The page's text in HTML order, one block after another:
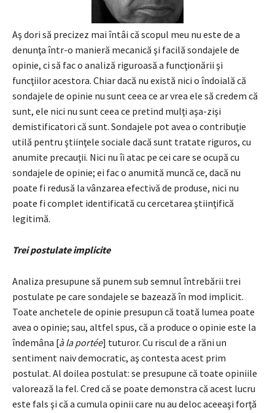
Aş dori să precizez mai întâi că scopul meu nu este de a
denunţa într-o manieră mecanică şi facilă sondajele de
opinie, ci să fac o analiză riguroasă a funcţionării şi
funcţiilor acestora. Chiar dacă nu există nici o îndoială că
sondajele de opinie nu sunt ceea ce ar vrea ele să credem că
sunt, ele nici nu sunt ceea ce pretind mulţi aşa-zişi
demistificatori că sunt. Sondajele pot avea o contribuţie
utilă pentru ştiinţele sociale dacă sunt tratate riguros, cu
anumite precauţii. Nici nu îi atac pe cei care se ocupă cu
sondajele de opinie; ei fac o anumită muncă ce, dacă nu
poate fi redusă la vânzarea efectivă de produse, nici nu
poate fi complet identificată cu cercetarea ştiinţifică
legitimă.
Trei postulate implicite
Analiza presupune să punem sub semnul întrebării trei
postulate pe care sondajele se bazează în mod implicit.
Toate anchetele de opinie presupun că toată lumea poate
avea o opinie; sau, altfel spus, că a produce o opinie este la
îndemâna [à la portée] tuturor. Cu riscul de a răni un
sentiment naiv democratic, aş contesta acest prim
postulat. Al doilea postulat: se presupune că toate opiniile
valorează la fel. Cred că se poate demonstra că acest lucru
este fals şi că a cumula opinii care nu au deloc aceeaşi forţă